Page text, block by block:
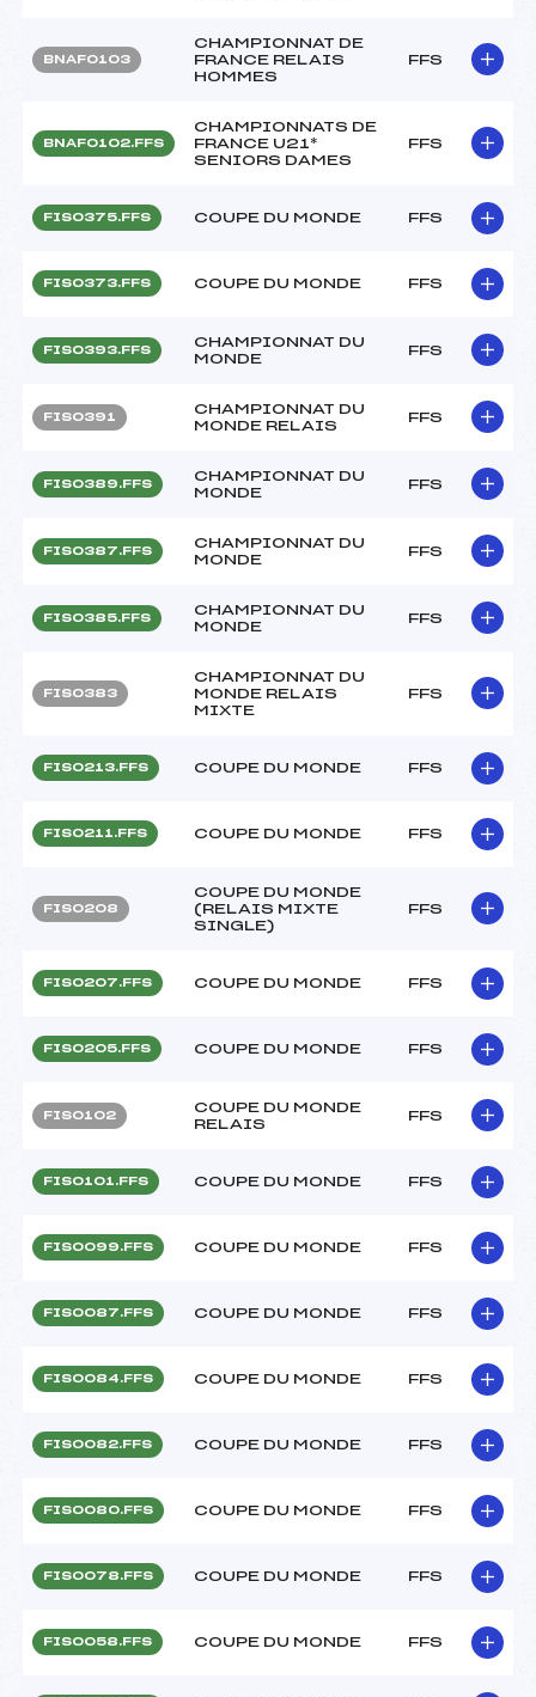
BNAF0103
CHAMPIONNAT DE
FRANCE RELAIS
HOMMES
FFS
BNAF0102.FFS
CHAMPIONNATS DE
FRANCE U21*
SENIORS DAMES
FFS
FIS0375.FFS COUPE DU MONDE FFS
FIS0373.FFS COUPE DU MONDE FFS
FIS0393.FFS
CHAMPIONNAT DU
MONDE
FFS
FIS0391
CHAMPIONNAT DU
MONDE RELAIS
FFS
FIS0389.FFS
CHAMPIONNAT DU
MONDE
FFS
FIS0387.FFS
CHAMPIONNAT DU
MONDE
FFS
FIS0385.FFS
CHAMPIONNAT DU
MONDE
FFS
FIS0383
CHAMPIONNAT DU
MONDE RELAIS
MIXTE
FFS
FIS0213.FFS COUPE DU MONDE FFS
FIS0211.FFS COUPE DU MONDE FFS
FIS0208
COUPE DU MONDE
(RELAIS MIXTE
SINGLE)
FFS
FIS0207.FFS COUPE DU MONDE FFS
FIS0205.FFS COUPE DU MONDE FFS
FIS0102
COUPE DU MONDE
RELAIS
FFS
FIS0101.FFS COUPE DU MONDE FFS
FIS0099.FFS COUPE DU MONDE FFS
FIS0087.FFS COUPE DU MONDE FFS
FIS0084.FFS COUPE DU MONDE FFS
FIS0082.FFS COUPE DU MONDE FFS
FIS0080.FFS COUPE DU MONDE FFS
FIS0078.FFS COUPE DU MONDE FFS
FIS0058.FFS COUPE DU MONDE FFS